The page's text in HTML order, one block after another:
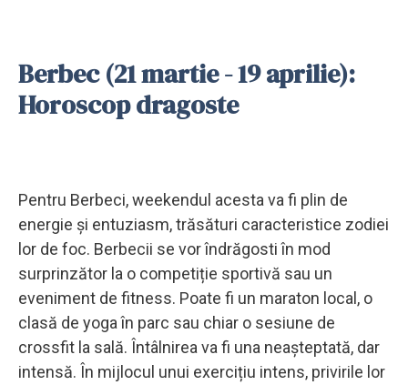
Berbec (21 martie - 19 aprilie):
Horoscop dragoste
Pentru Berbeci, weekendul acesta va fi plin de
energie și entuziasm, trăsături caracteristice zodiei
lor de foc. Berbecii se vor îndrăgosti în mod
surprinzător la o competiție sportivă sau un
eveniment de fitness. Poate fi un maraton local, o
clasă de yoga în parc sau chiar o sesiune de
crossfit la sală. Întâlnirea va fi una neașteptată, dar
intensă. În mijlocul unui exercițiu intens, privirile lor